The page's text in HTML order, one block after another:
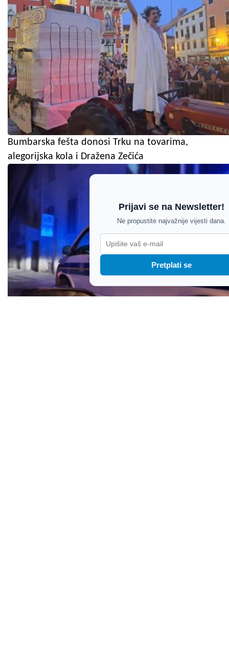
Bumbarska fešta donosi Trku na tovarima,
alegorijska kola i Dražena Zečića
Prijavi se na Newsletter!
Ne propustite najvažnije vijesti dana.
Pretplati se